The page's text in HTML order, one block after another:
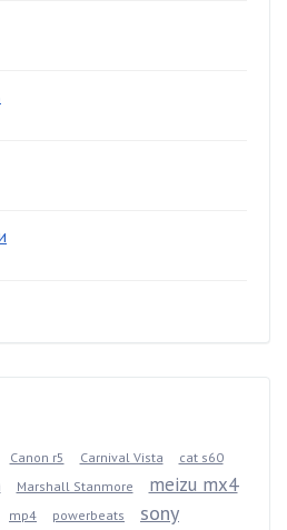
Canon r5 Carnival Vista
cat s60
Marshall Stanmore meizu mx4
mp4 powerbeats sony